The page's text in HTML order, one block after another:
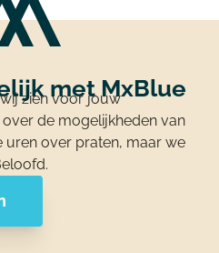
met MxBlue
zien voor jouw
de mogelijkheden van
uren over praten, maar we